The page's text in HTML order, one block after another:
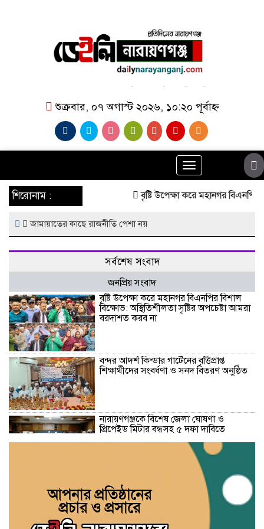
শুক্রবার, ০৭ অগাস্ট ২০২৬, ১০:২০ পূর্বাহ্ন
Toggle
navigation
শিরোনাম : বৃষ্টি উপেক্ষা করে মহানগর বিএনপির
জামায়াতের কাছে রাজনীতি পেশা নয়
সর্বশেষ সংবাদ
জনপ্রিয় সংবাদ
বৃষ্টি উপেক্ষা করে মহানগর বিএনপির বিশাল
বিক্ষোভ: অস্থিতিশীলতা সৃষ্টির অপচেষ্টা আমরা
বরদাশত করব না
বন্দর আদর্শ কিন্ডার গার্টেনের বৃত্তিপ্রাপ্ত
শিক্ষার্থীদের সংবর্ধণা ও সনদ বিতরণ অনুষ্ঠিত
নারায়ণগঞ্জকে বিশেষ জেলা ঘোষণা ও
প্রিপেইড মিটার বন্ধসহ ৫ দফা দাবিতে
স্মারকলিপি
গ্যাস-বিদ্যুৎ সংকট ও দ্রব্যমূল্যের ঊর্ধ্বগতির
প্রতিবাদে ডিসির মাধ্যমে প্রধানমন্ত্রীর কাছে ১১
দলীয় ঐক্যের স্মারকলিপি